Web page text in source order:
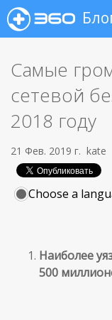
Самые
сетевой
2018 году
21 Фев. 2019 г. kate
Choose a
Наиболее
500